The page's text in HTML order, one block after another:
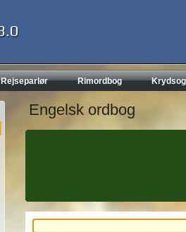
Rejseparlør Rimordbog
Engelsk ordbog